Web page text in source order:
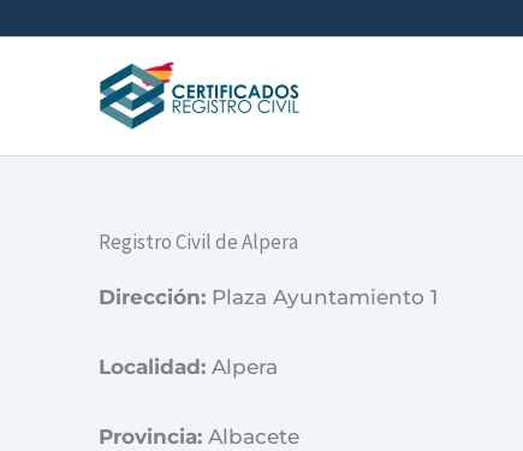
Registro Civil de Alpera
Dirección: Plaza Ayuntamiento 1
Localidad: Alpera
Provincia: Albacete